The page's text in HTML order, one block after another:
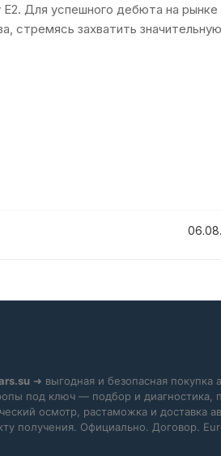
Для успешного дебюта на рынке
стремясь захватить значительную
➜ выгодная и безопасная покупка
под ключ — подбор и диагностика,
осмотр, растаможка и доставка
получения. Официально. Договор.